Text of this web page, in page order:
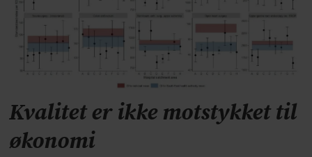
Kvalitet er ikke motstykket til
økonomi